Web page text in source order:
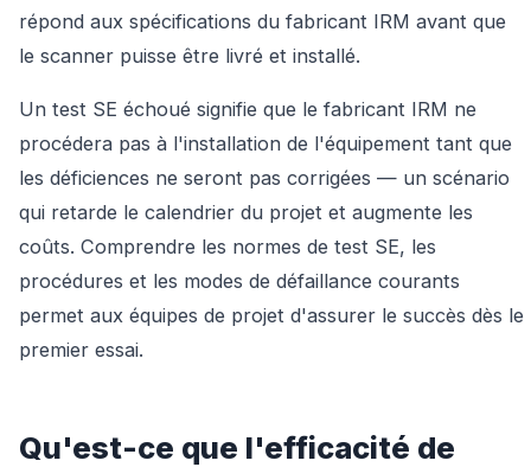
répond aux spécifications du fabricant IRM avant que
le scanner puisse être livré et installé.
Un test SE échoué signifie que le fabricant IRM ne
procédera pas à l'installation de l'équipement tant que
les déficiences ne seront pas corrigées — un scénario
qui retarde le calendrier du projet et augmente les
coûts. Comprendre les normes de test SE, les
procédures et les modes de défaillance courants
permet aux équipes de projet d'assurer le succès dès le
premier essai.
Qu'est-ce que l'efficacité de